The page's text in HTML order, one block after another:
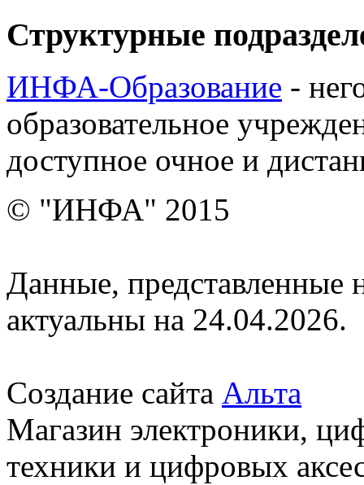
Структурные
ИНФА-Образование -
образовательное
доступное очное и
© "ИНФА" 2015
Данные, представленные
актуальны на 24.04.2026.
Создание сайта Альта
Магазин электроники,
техники и цифровых